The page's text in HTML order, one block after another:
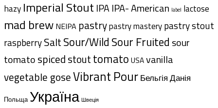
hazy Imperial Stout IPA IPA- American label lactose
mad brew NEIPA pastrypastry masterypastry stout
raspberrySaltSour/Wild Sour Fruited sour
tomatospicedstouttomato USAvanilla
vegetable goseVibrant PourБельгіяДанія
Польща Україна Швеція